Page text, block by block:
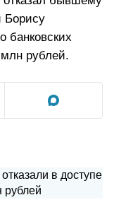
Борису
банковских
млн рублей.